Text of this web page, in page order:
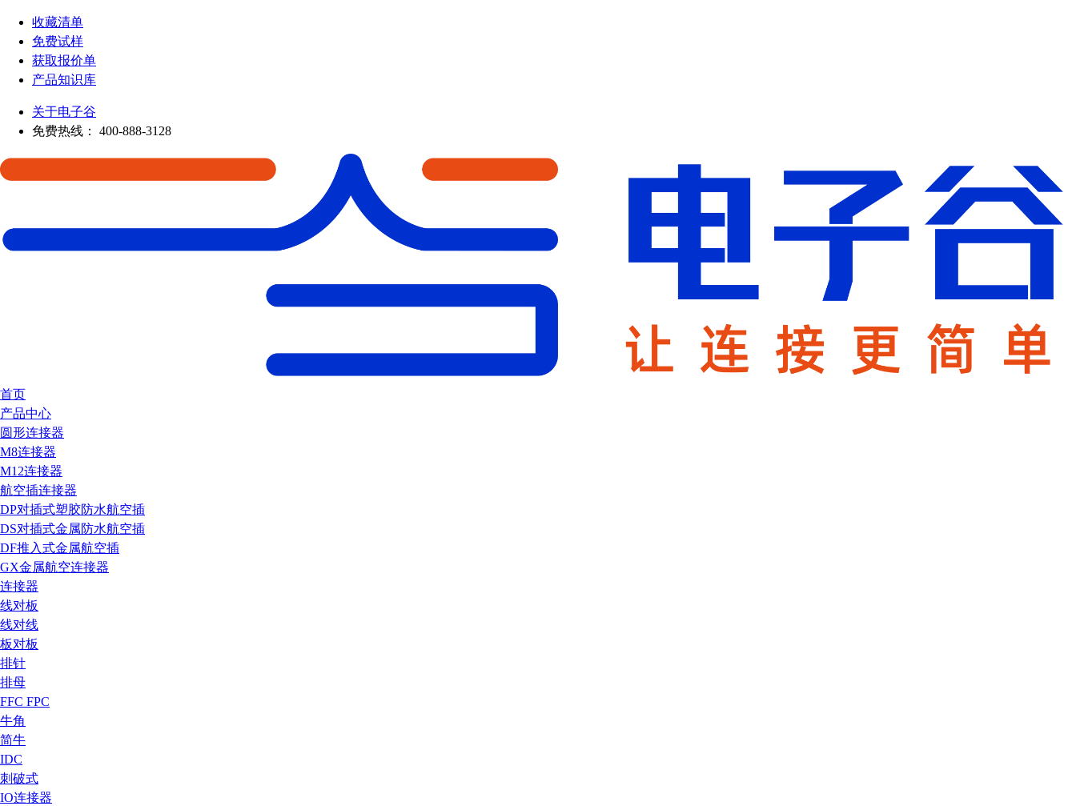
收藏清单
免费试样
获取报价单
产品知识库
关于电子谷
免费热线：
400-888-3128
首页
产品中心
圆形连接器
M8连接器
M12连接器
航空插连接器
DP对插式塑胶防水航空插
DS对插式金属防水航空插
DF推入式金属航空插
GX金属航空连接器
连接器
线对板
线对线
板对板
排针
排母
FFC FPC
牛角
简牛
IDC
刺破式
IO连接器